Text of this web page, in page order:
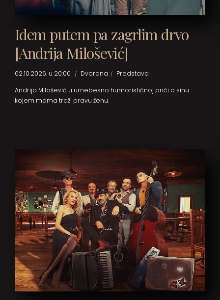
Idem putem pa zagrlim drvo
[Andrija Milošević]
02.10.2026. u 20:00 Dvorana
Predstava
Andrija Milošević u urnebesno humorističnoj priči o sinu
kojem mama traži pravu ženu.